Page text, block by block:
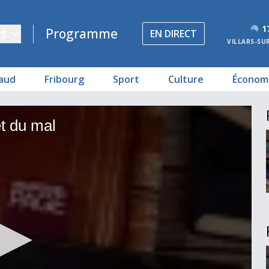
Programme EN DIRECT
VILLARS-
Fribourg Sport Culture
du mal